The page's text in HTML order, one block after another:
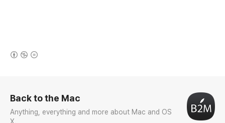
Back to the Mac
Anything, everything and more about Mac and OS
X.